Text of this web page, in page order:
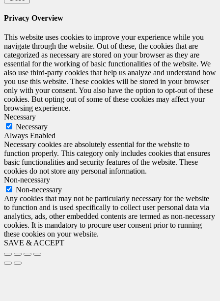
Privacy Overview
This website uses cookies to improve your experience while you
navigate through the website. Out of these, the cookies that are
categorized as necessary are stored on your browser as they are
essential for the working of basic functionalities of the website. We
also use third-party cookies that help us analyze and understand how
you use this website. These cookies will be stored in your browser
only with your consent. You also have the option to opt-out of these
cookies. But opting out of some of these cookies may affect your
browsing experience.
Necessary
Necessary
Always Enabled
Necessary cookies are absolutely essential for the website to
function properly. This category only includes cookies that ensures
basic functionalities and security features of the website. These
cookies do not store any personal information.
Non-necessary
Non-necessary
Any cookies that may not be particularly necessary for the website
to function and is used specifically to collect user personal data via
analytics, ads, other embedded contents are termed as non-necessary
cookies. It is mandatory to procure user consent prior to running
these cookies on your website.
SAVE & ACCEPT